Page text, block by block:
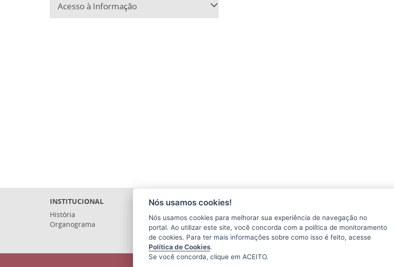
Acesso à Informação
INSTITUCIONAL
História
Organograma
VÍDEOS
Nós usamos cookies!
Nós usamos cookies para melhorar sua experiência de navegação no
portal. Ao utilizar este site, você concorda com a política de monitoramento
de cookies. Para ter mais informações sobre como isso é feito, acesse
Política de Cookies.
Se você concorda, clique em ACEITO.